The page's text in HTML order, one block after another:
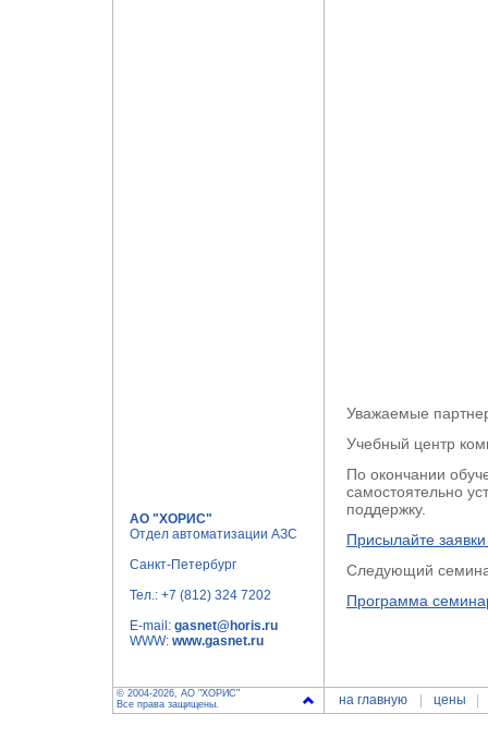
Уважаемые
Учебный центр
По окончании
самостоятельно
поддержку.
Присылайте
Следующий
Программа
АО "ХОРИС"
Отдел автоматизации АЗС
Санкт-Петербург
Тел.: +7 (812) 324 7202
E-mail: gasnet@horis.ru
WWW: www.gasnet.ru
© 2004-2026, АО "ХОРИС"
Все права защищены.
на главную цены